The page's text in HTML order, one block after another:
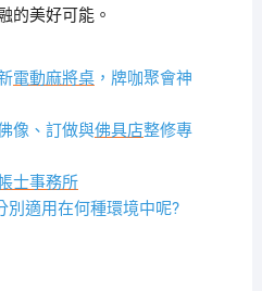
的美好可能。
電動麻將桌，牌咖聚會神
像、訂做與佛具店整修專
士事務所
別適用在何種環境中呢?